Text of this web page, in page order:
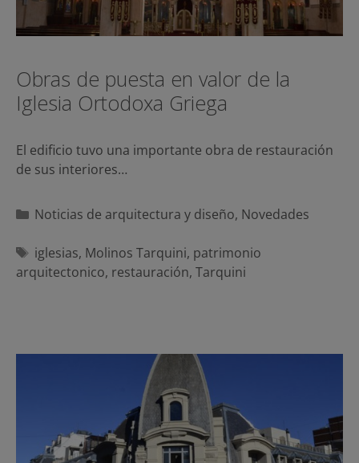
Obras de puesta en valor de la
Iglesia Ortodoxa Griega
El edificio tuvo una importante obra de restauración
de sus interiores…
Categorías
Noticias de arquitectura y diseño, Novedades
Etiquetas
iglesias, Molinos Tarquini, patrimonio
arquitectonico, restauración, Tarquini